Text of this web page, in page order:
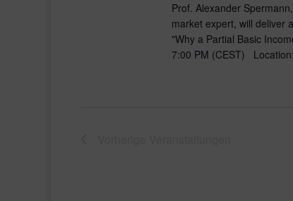
Prof. Alexander
market expert, will deliver
"Why a Partial Basic
7:00 PM (CEST)